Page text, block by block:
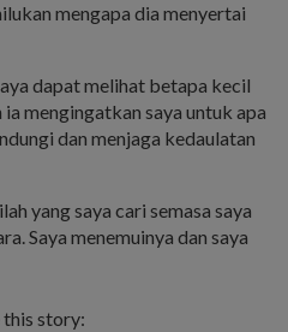
mengapa dia menyertai
dapat melihat betapa kecil
ia mengingatkan saya untuk apa
dan menjaga kedaulatan
yang saya cari semasa saya
Saya menemuinya dan saya
this story: